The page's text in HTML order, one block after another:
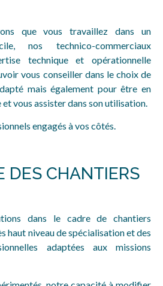
que vous travaillez dans un
nos technico-commerciaux
technique et opérationnelle
vous conseiller dans le choix de
mais également pour être en
vous assister dans son utilisation.
engagés à vos côtés.
DES CHANTIERS
dans le cadre de chantiers
haut niveau de spécialisation et des
adaptées aux missions